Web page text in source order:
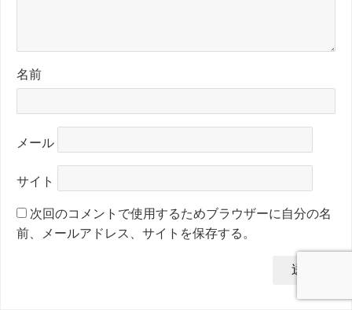
名前
メール
サイト
次回のコメントで使用するためブラウザーに自分の名
前、メールアドレス、サイトを保存する。